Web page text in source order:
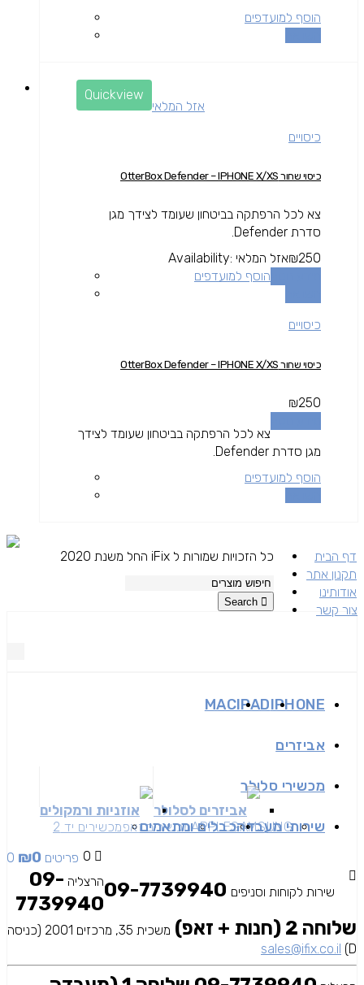
הוסף למועדפים
Quickview
אזל המלאי
כיסויים
כיסוי שחור OtterBox Defender – IPHONE X/XS
צא לכל הרפתקה בביטחון שעומד לצידך מגן
סדרת Defender.
₪250
Availability: אזל המלאי
הוסף למועדפים
כיסויים
כיסוי שחור OtterBox Defender – IPHONE X/XS
₪250
צא לכל הרפתקה בביטחון שעומד לצידך
מגן סדרת Defender.
הוסף למועדפים
דף הבית
תקנון אתר
אודותינו
צור קשר
כל הזכויות שמורות ל iFix החל משנת 2020
IPHONE
IPAD
MAC
אביזרים
אביזרים לסלולר אוזניות ורמקולים
מכשירי סלולר
SAMSUNG
APPLEמכשירים זאפמכשירים יד 2 שירותי מעבדהכבלים ומתאמים
0 0 פריטים ₪0
Search
שירות לקוחות וסניפים
הרצליה 09-
7739940
שלוחה 2 (חנות + זאפ)
משכית 35, מרכזים 2001 (כניסה
D)
sales@ifix.co.il